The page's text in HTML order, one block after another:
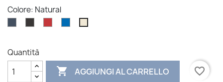
Colore: Natural
Quantità
 AGGIUNGI AL CARRELLO favorite_border